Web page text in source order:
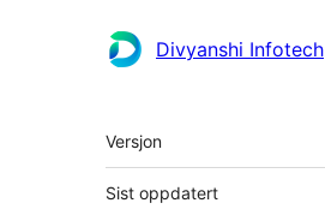
Divyanshi Infotech
Meta
Versjon
Sist oppdatert